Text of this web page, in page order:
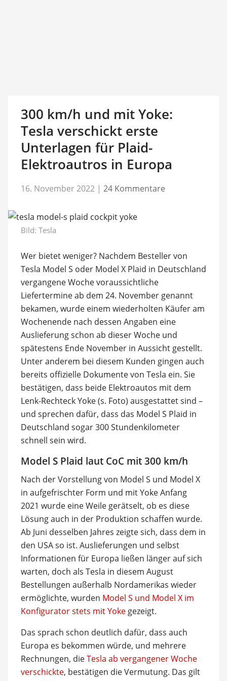
300 km/h und mit Yoke:
Tesla verschickt erste
Unterlagen für Plaid-
Elektroautros in Europa
16. November 2022 | 24 Kommentare
Bild: Tesla
Wer bietet weniger? Nachdem Besteller von
Tesla Model S oder Model X Plaid in Deutschland
vergangene Woche voraussichtliche
Liefertermine ab dem 24. November genannt
bekamen, wurde einem wiederholten Käufer am
Wochenende nach dessen Angaben eine
Auslieferung schon ab dieser Woche und
spätestens Ende November in Aussicht gestellt.
Unter anderem bei diesem Kunden gingen auch
bereits offizielle Dokumente von Tesla ein. Sie
bestätigen, dass beide Elektroautos mit dem
Lenk-Rechteck Yoke (s. Foto) ausgestattet sind –
und sprechen dafür, dass das Model S Plaid in
Deutschland sogar 300 Stundenkilometer
schnell sein wird.
Model S Plaid laut CoC mit 300 km/h
Nach der Vorstellung von Model S und Model X
in aufgefrischter Form und mit Yoke Anfang
2021 wurde eine Weile gerätselt, ob es diese
Lösung auch in der Produktion schaffen wurde.
Ab Juni desselben Jahres zeigte sich, dass dem in
den USA so ist. Auslieferungen und selbst
Informationen für Europa ließen länger auf sich
warten, doch als Tesla in diesem August
Bestellungen außerhalb Nordamerikas wieder
ermöglichte, wurden Model S und Model X im
Konfigurator stets mit Yokegezeigt.
Das sprach schon deutlich dafür, dass auch
Europa es bekommen würde, und mehrere
Rechnungen, dieTesla ab vergangener Woche
verschickte, bestätigen die Vermutung. Das gilt